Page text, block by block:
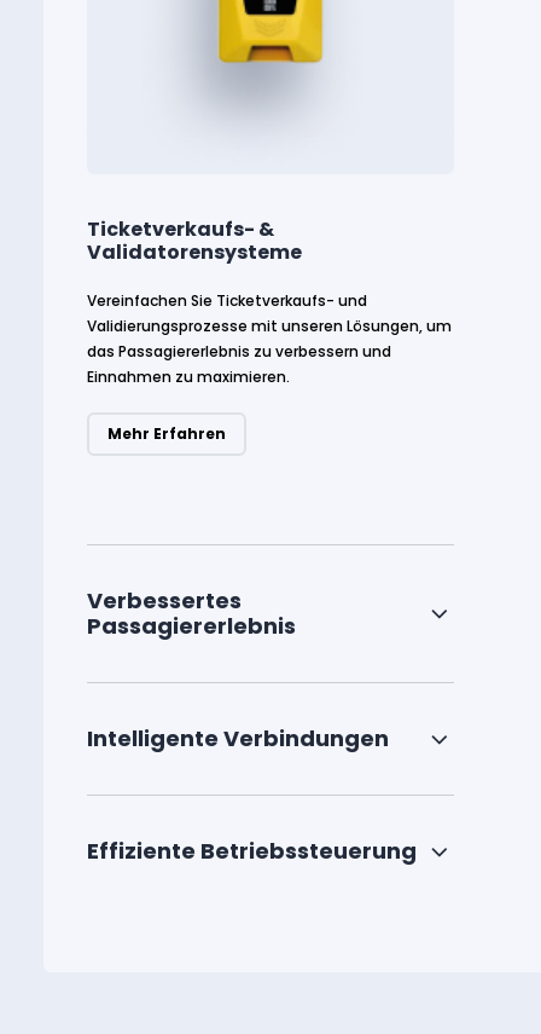
Ticketverkaufs- &
Validatorensysteme
Vereinfachen Sie Ticketverkaufs- und
Validierungsprozesse mit unseren Lösungen, um
das Passagiererlebnis zu verbessern und
Einnahmen zu maximieren.
Mehr Erfahren
Verbessertes
Passagiererlebnis
Intelligente Verbindungen
Effiziente Betriebssteuerung